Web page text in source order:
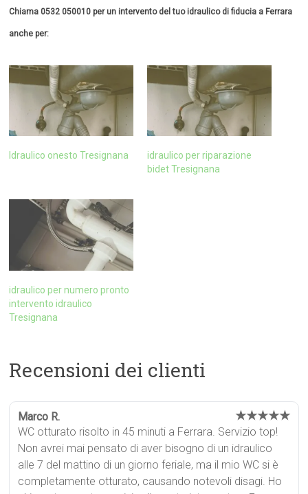
Chiama 0532 050010 per un intervento del tuo idraulico di fiducia a Ferrara
anche per:
Idraulico onesto Tresignana
idraulico per riparazione
bidet Tresignana
idraulico per numero pronto
intervento idraulico
Tresignana
Recensioni dei clienti
Marco R. ★★★★★
WC otturato risolto in 45 minuti a Ferrara. Servizio top!
Non avrei mai pensato di aver bisogno di un idraulico
alle 7 del mattino di un giorno feriale, ma il mio WC si è
completamente otturato, causando notevoli disagi. Ho